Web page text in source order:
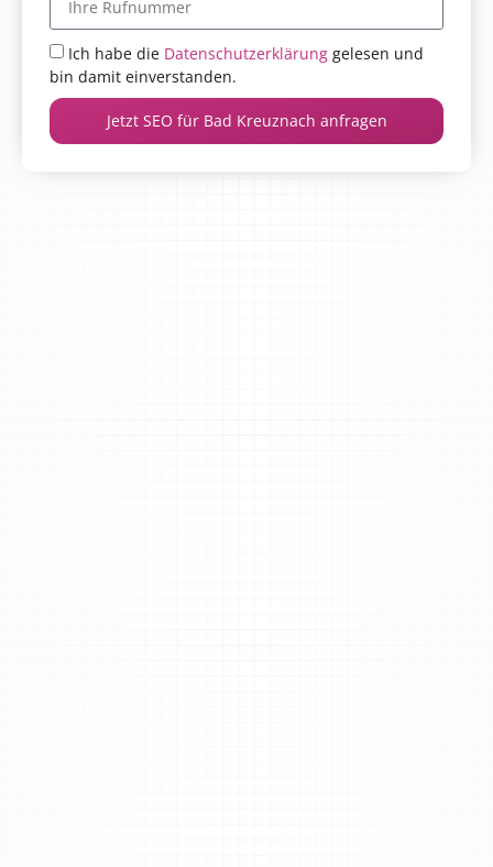
Ich habe die Datenschutzerklärung gelesen und
bin damit einverstanden.
Jetzt SEO für Bad Kreuznach anfragen